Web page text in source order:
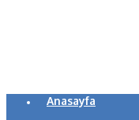
Anasayfa